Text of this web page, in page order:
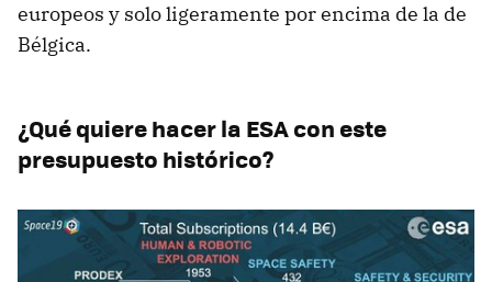
europeos y solo ligeramente por encima de la de
Bélgica.
¿Qué quiere hacer la ESA con este
presupuesto histórico?